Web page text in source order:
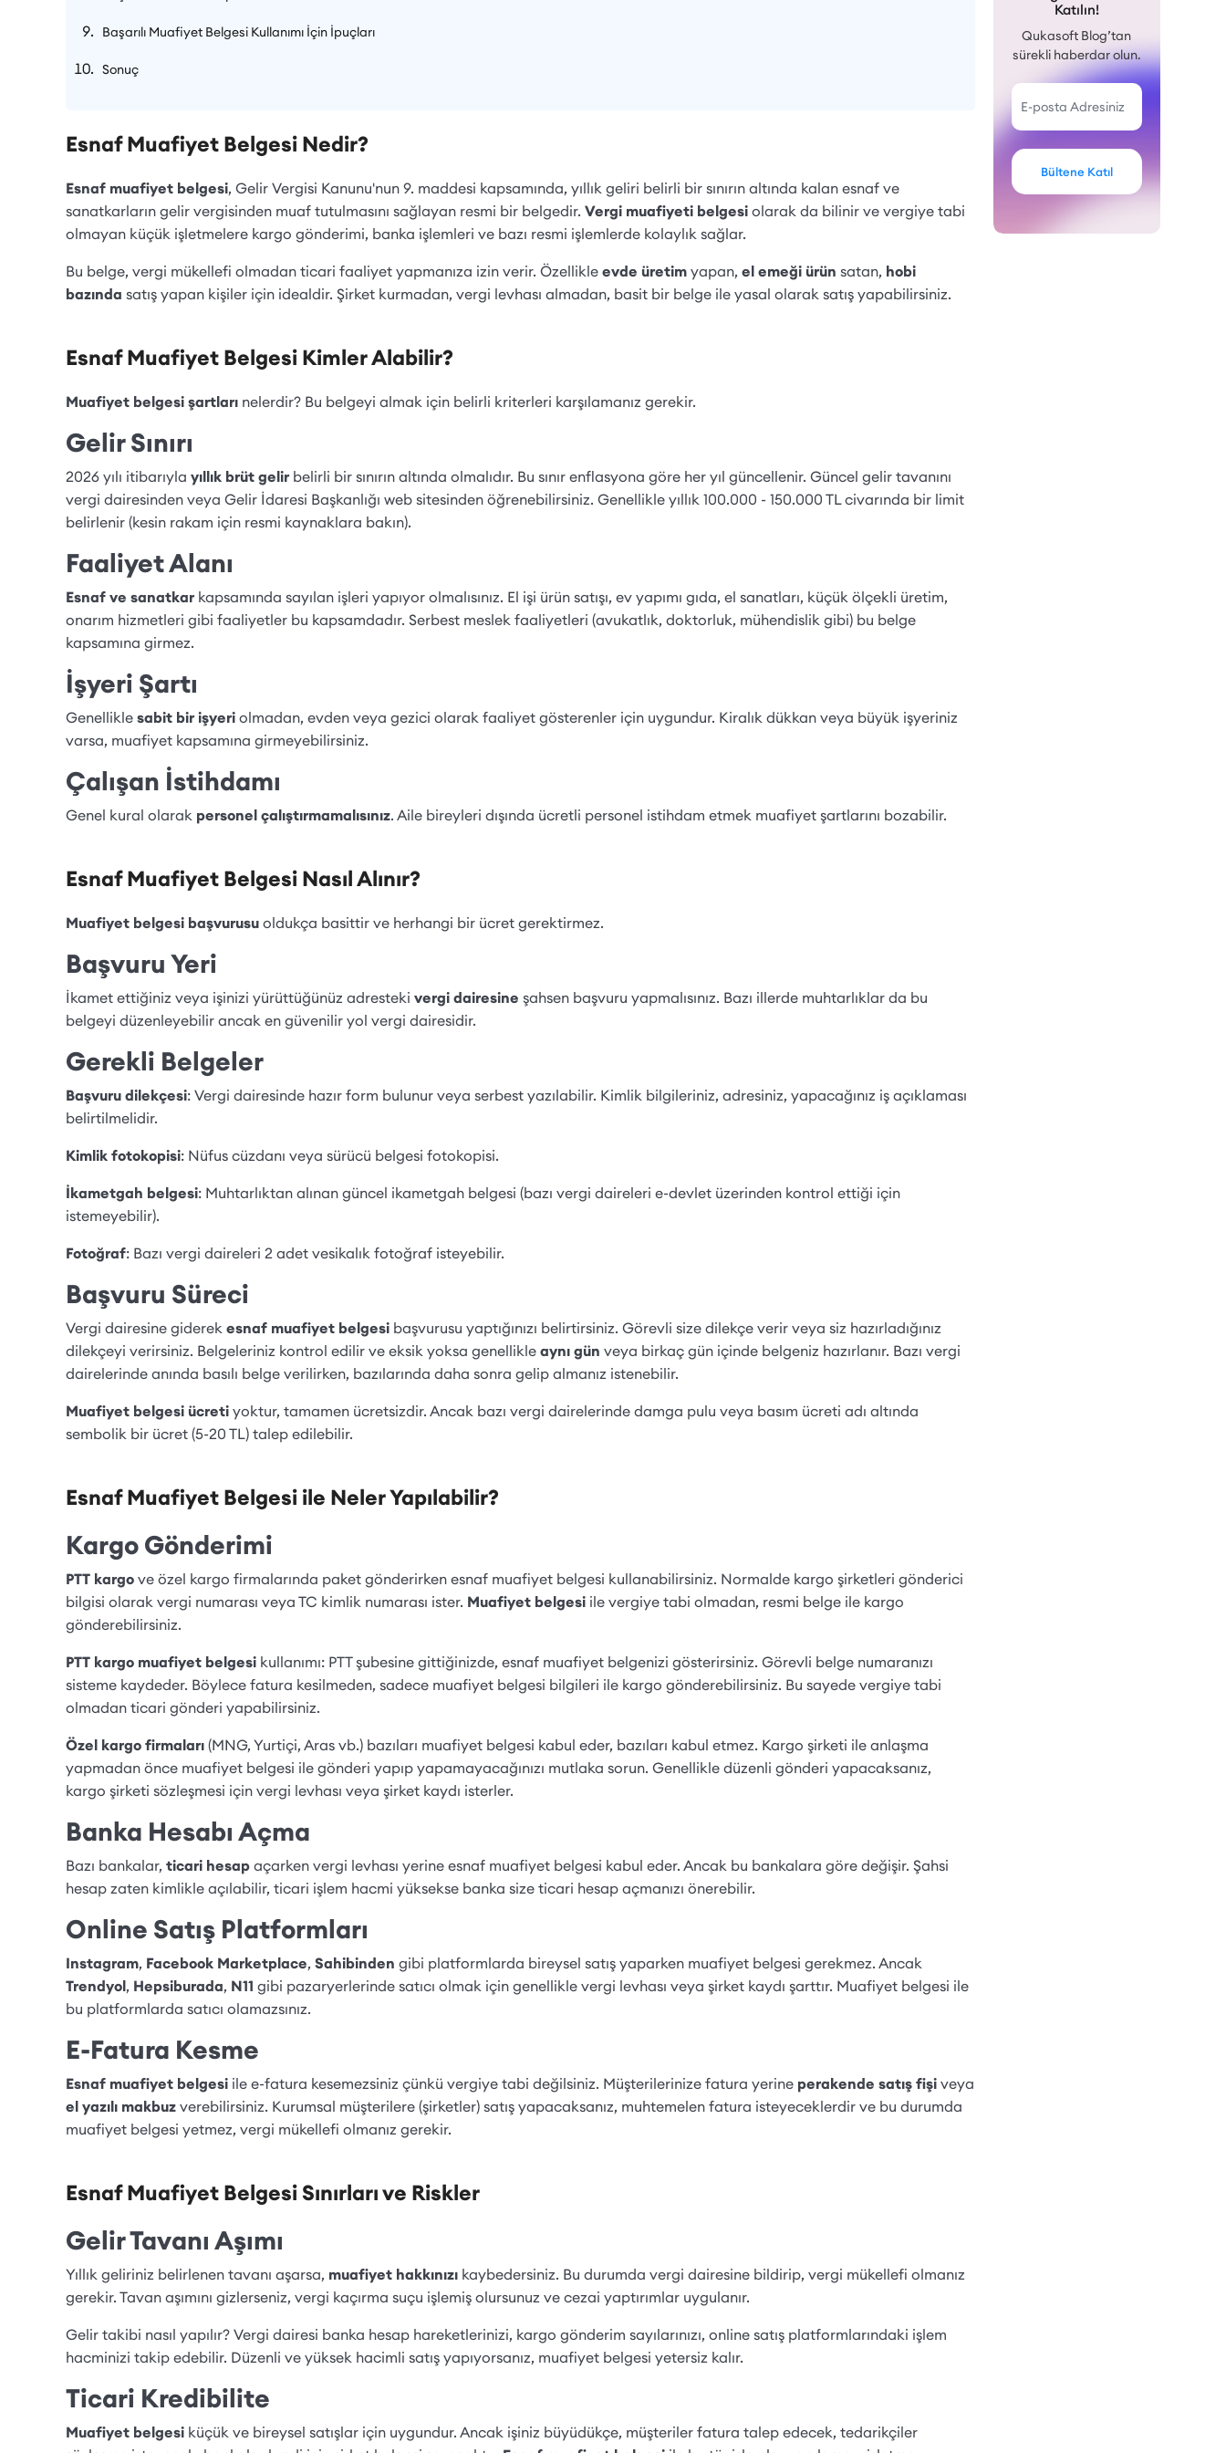
Başarılı Muafiyet Belgesi Kullanımı İçin İpuçları
Sonuç
Esnaf Muafiyet Belgesi Nedir?
Esnaf muafiyet belgesi, Gelir Vergisi Kanunu'nun 9. maddesi kapsamında, yıllık geliri belirli bir sınırın altında kalan esnaf ve
sanatkarların gelir vergisinden muaf tutulmasını sağlayan resmi bir belgedir. Vergi muafiyeti belgesi olarak da bilinir ve vergiye tabi
olmayan küçük işletmelere kargo gönderimi, banka işlemleri ve bazı resmi işlemlerde kolaylık sağlar.
Bu belge, vergi mükellefi olmadan ticari faaliyet yapmanıza izin verir. Özellikle evde üretim yapan, el emeği ürün satan, hobi
bazında satış yapan kişiler için idealdir. Şirket kurmadan, vergi levhası almadan, basit bir belge ile yasal olarak satış yapabilirsiniz.
Esnaf Muafiyet Belgesi Kimler Alabilir?
Muafiyet belgesi şartları nelerdir? Bu belgeyi almak için belirli kriterleri karşılamanız gerekir.
Gelir Sınırı
2026 yılı itibarıyla yıllık brüt gelir belirli bir sınırın altında olmalıdır. Bu sınır enflasyona göre her yıl güncellenir. Güncel gelir tavanını
vergi dairesinden veya Gelir İdaresi Başkanlığı web sitesinden öğrenebilirsiniz. Genellikle yıllık 100.000 - 150.000 TL civarında bir limit
belirlenir (kesin rakam için resmi kaynaklara bakın).
Faaliyet Alanı
Esnaf ve sanatkar kapsamında sayılan işleri yapıyor olmalısınız. El işi ürün satışı, ev yapımı gıda, el sanatları, küçük ölçekli üretim,
onarım hizmetleri gibi faaliyetler bu kapsamdadır. Serbest meslek faaliyetleri (avukatlık, doktorluk, mühendislik gibi) bu belge
kapsamına girmez.
İşyeri Şartı
Genellikle sabit bir işyeri olmadan, evden veya gezici olarak faaliyet gösterenler için uygundur. Kiralık dükkan veya büyük işyeriniz
varsa, muafiyet kapsamına girmeyebilirsiniz.
Çalışan İstihdamı
Genel kural olarak personel çalıştırmamalısınız. Aile bireyleri dışında ücretli personel istihdam etmek muafiyet şartlarını bozabilir.
Esnaf Muafiyet Belgesi Nasıl Alınır?
Muafiyet belgesi başvurusu oldukça basittir ve herhangi bir ücret gerektirmez.
Başvuru Yeri
İkamet ettiğiniz veya işinizi yürüttüğünüz adresteki vergi dairesine şahsen başvuru yapmalısınız. Bazı illerde muhtarlıklar da bu
belgeyi düzenleyebilir ancak en güvenilir yol vergi dairesidir.
Gerekli Belgeler
Başvuru dilekçesi: Vergi dairesinde hazır form bulunur veya serbest yazılabilir. Kimlik bilgileriniz, adresiniz, yapacağınız iş açıklaması
belirtilmelidir.
Kimlik fotokopisi: Nüfus cüzdanı veya sürücü belgesi fotokopisi.
İkametgah belgesi: Muhtarlıktan alınan güncel ikametgah belgesi (bazı vergi daireleri e-devlet üzerinden kontrol ettiği için
istemeyebilir).
Fotoğraf: Bazı vergi daireleri 2 adet vesikalık fotoğraf isteyebilir.
Başvuru Süreci
Vergi dairesine giderek esnaf muafiyet belgesi başvurusu yaptığınızı belirtirsiniz. Görevli size dilekçe verir veya siz hazırladığınız
dilekçeyi verirsiniz. Belgeleriniz kontrol edilir ve eksik yoksa genellikle aynı gün veya birkaç gün içinde belgeniz hazırlanır. Bazı vergi
dairelerinde anında basılı belge verilirken, bazılarında daha sonra gelip almanız istenebilir.
Muafiyet belgesi ücreti yoktur, tamamen ücretsizdir. Ancak bazı vergi dairelerinde damga pulu veya basım ücreti adı altında
sembolik bir ücret (5-20 TL) talep edilebilir.
Esnaf Muafiyet Belgesi ile Neler Yapılabilir?
Kargo Gönderimi
PTT kargo ve özel kargo firmalarında paket gönderirken esnaf muafiyet belgesi kullanabilirsiniz. Normalde kargo şirketleri gönderici
bilgisi olarak vergi numarası veya TC kimlik numarası ister. Muafiyet belgesi ile vergiye tabi olmadan, resmi belge ile kargo
gönderebilirsiniz.
PTT kargo muafiyet belgesi kullanımı: PTT şubesine gittiğinizde, esnaf muafiyet belgenizi gösterirsiniz. Görevli belge numaranızı
sisteme kaydeder. Böylece fatura kesilmeden, sadece muafiyet belgesi bilgileri ile kargo gönderebilirsiniz. Bu sayede vergiye tabi
olmadan ticari gönderi yapabilirsiniz.
Özel kargo firmaları (MNG, Yurtiçi, Aras vb.) bazıları muafiyet belgesi kabul eder, bazıları kabul etmez. Kargo şirketi ile anlaşma
yapmadan önce muafiyet belgesi ile gönderi yapıp yapamayacağınızı mutlaka sorun. Genellikle düzenli gönderi yapacaksanız,
kargo şirketi sözleşmesi için vergi levhası veya şirket kaydı isterler.
Banka Hesabı Açma
Bazı bankalar, ticari hesap açarken vergi levhası yerine esnaf muafiyet belgesi kabul eder. Ancak bu bankalara göre değişir. Şahsi
hesap zaten kimlikle açılabilir, ticari işlem hacmi yüksekse banka size ticari hesap açmanızı önerebilir.
Online Satış Platformları
Instagram, Facebook Marketplace, Sahibinden gibi platformlarda bireysel satış yaparken muafiyet belgesi gerekmez. Ancak
Trendyol, Hepsiburada, N11 gibi pazaryerlerinde satıcı olmak için genellikle vergi levhası veya şirket kaydı şarttır. Muafiyet belgesi ile
bu platformlarda satıcı olamazsınız.
E-Fatura Kesme
Esnaf muafiyet belgesi ile e-fatura kesemezsiniz çünkü vergiye tabi değilsiniz. Müşterilerinize fatura yerine perakende satış fişi veya
el yazılı makbuz verebilirsiniz. Kurumsal müşterilere (şirketler) satış yapacaksanız, muhtemelen fatura isteyeceklerdir ve bu durumda
muafiyet belgesi yetmez, vergi mükellefi olmanız gerekir.
Esnaf Muafiyet Belgesi Sınırları ve Riskler
Gelir Tavanı Aşımı
Yıllık geliriniz belirlenen tavanı aşarsa, muafiyet hakkınızı kaybedersiniz. Bu durumda vergi dairesine bildirip, vergi mükellefi olmanız
gerekir. Tavan aşımını gizlerseniz, vergi kaçırma suçu işlemiş olursunuz ve cezai yaptırımlar uygulanır.
Gelir takibi nasıl yapılır? Vergi dairesi banka hesap hareketlerinizi, kargo gönderim sayılarınızı, online satış platformlarındaki işlem
hacminizi takip edebilir. Düzenli ve yüksek hacimli satış yapıyorsanız, muafiyet belgesi yetersiz kalır.
Ticari Kredibilite
Muafiyet belgesi küçük ve bireysel satışlar için uygundur. Ancak işiniz büyüdükçe, müşteriler fatura talep edecek, tedarikçiler
Katılın!
Qukasoft Blog’tan
sürekli haberdar olun.
Bültene Katıl